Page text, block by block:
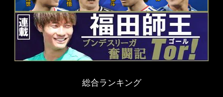
総合ランキング